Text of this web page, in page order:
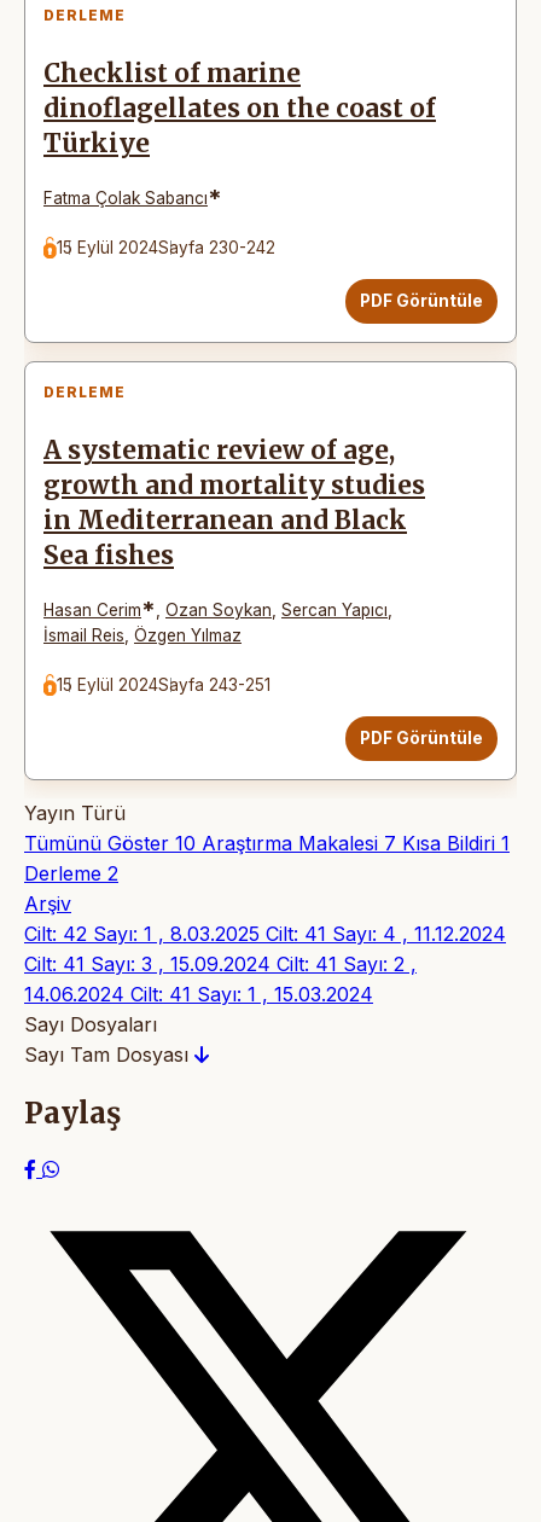
DERLEME
Checklist of marine
dinoflagellates on the coast of
Türkiye
Fatma Çolak Sabancı*
15 Eylül 2024Sayfa 230-242
PDF Görüntüle
DERLEME
A systematic review of age,
growth and mortality studies
in Mediterranean and Black
Sea fishes
Hasan Cerim* Ozan Soykan Sercan Yapıcı
İsmail Reis Özgen Yılmaz
15 Eylül 2024Sayfa 243-251
PDF Görüntüle
Yayın Türü
Tümünü Göster 10 Araştırma Makalesi 7 Kısa Bildiri 1
Derleme 2
Arşiv
Cilt: 42 Sayı: 1 , 8.03.2025 Cilt: 41 Sayı: 4 , 11.12.2024
Cilt: 41 Sayı: 3 , 15.09.2024 Cilt: 41 Sayı: 2 ,
14.06.2024 Cilt: 41 Sayı: 1 , 15.03.2024
Sayı Dosyaları
Sayı Tam Dosyası
Paylaş